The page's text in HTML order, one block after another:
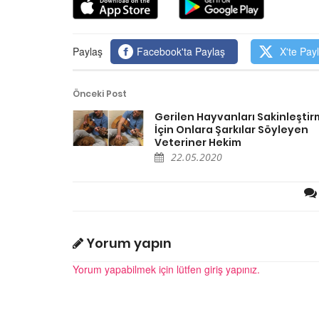
Paylaş Facebook'ta Paylaş X'te
Önceki Post
Gerilen Hayvanları
İçin Onlara Şarkılar Söyleyen
Veteriner Hekim
22.05.2020
Yorum yapın
Yorum yapabilmek için lütfen giriş yapınız.
Hareket: Müge Anlı
Fenomeni Olan 12
Melek Oldu
Papağanın Ölümü İle
Açıklama Geldi
22.05.2020
22.05.2020